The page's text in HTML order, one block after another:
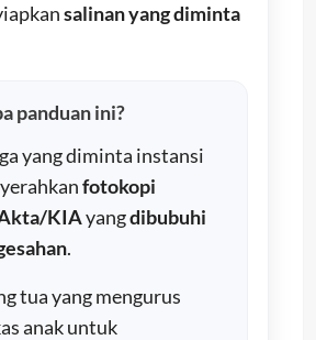
salinan yang diminta
panduan ini?
yang diminta instansi
fotokopi
KIAyangdibubuhi
.
tua yang mengurus
anak untuk